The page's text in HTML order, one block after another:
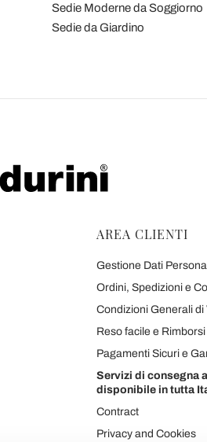
Sedie Moderne da Soggiorno
Sedie da Giardino
AREA CLIENTI
Gestione Dati
Ordini, Spedizioni e
Condizioni Generali di
Reso facile e Rimborsi
Pagamenti Sicuri e
Servizi di consegna
disponibile in tutta
Contract
Privacy and Cookies